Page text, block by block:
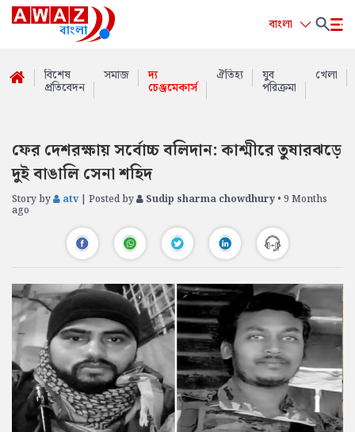
বাংলা
বিশেষ
প্রতিবেদন
সমাজ দ্য
চেঞ্জমেকার্স
ঐতিহ্য যুব
পরিক্রমা
খেলা
ফের দেশরক্ষায় সর্বোচ্চ বলিদান: কাশ্মীরে তুষারঝড়ে
দুই বাঙালি সেনা শহিদ
Story by atv| Posted by Sudip sharma chowdhury • 9 Months
ago